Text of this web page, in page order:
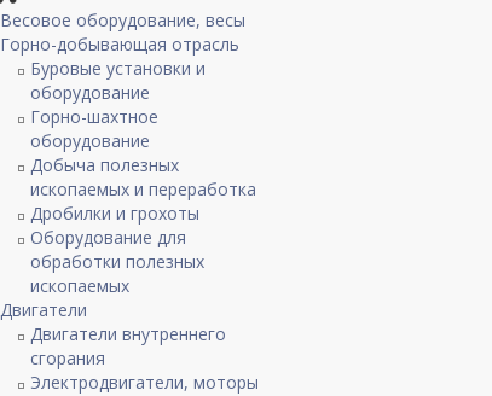
Весовое оборудование, весы
Горно-добывающая отрасль
Буровые установки и
оборудование
Горно-шахтное
оборудование
Добыча полезных
ископаемых и переработка
Дробилки и грохоты
Оборудование для
обработки полезных
ископаемых
Двигатели
Двигатели внутреннего
сгорания
Электродвигатели, моторы